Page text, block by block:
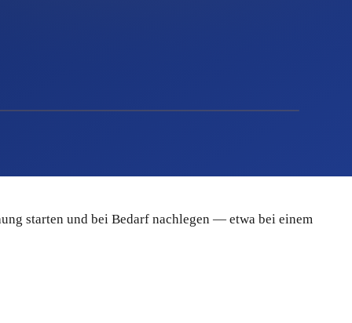
starten und bei Bedarf nachlegen — etwa bei einem